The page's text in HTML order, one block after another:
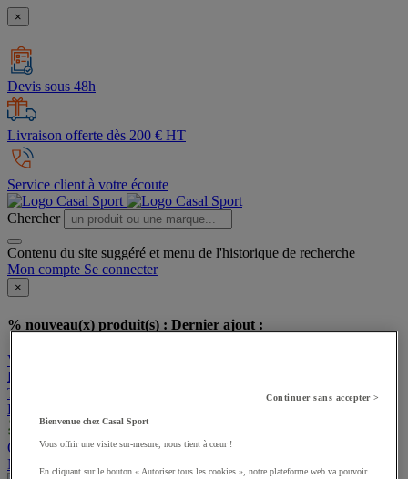
×
Devis sous 48h
Livraison offerte dès 200 € HT
Service client à votre écoute
Chercher
Contenu du site suggéré et menu de l'historique de recherche
Mon compte Se connecter
×
% nouveau(x) produit(s) : Dernier ajout :
Voir mon panier
Poursuivre mes achats
Tous nos produits
Promotions
Offre responsable
Nos services
Continuer sans accepter >
Bienvenue chez Casal Sport
Vous offrir une visite sur-mesure, nous tient à cœur !
En cliquant sur le bouton « Autoriser tous les cookies », notre plateforme web va pouvoir